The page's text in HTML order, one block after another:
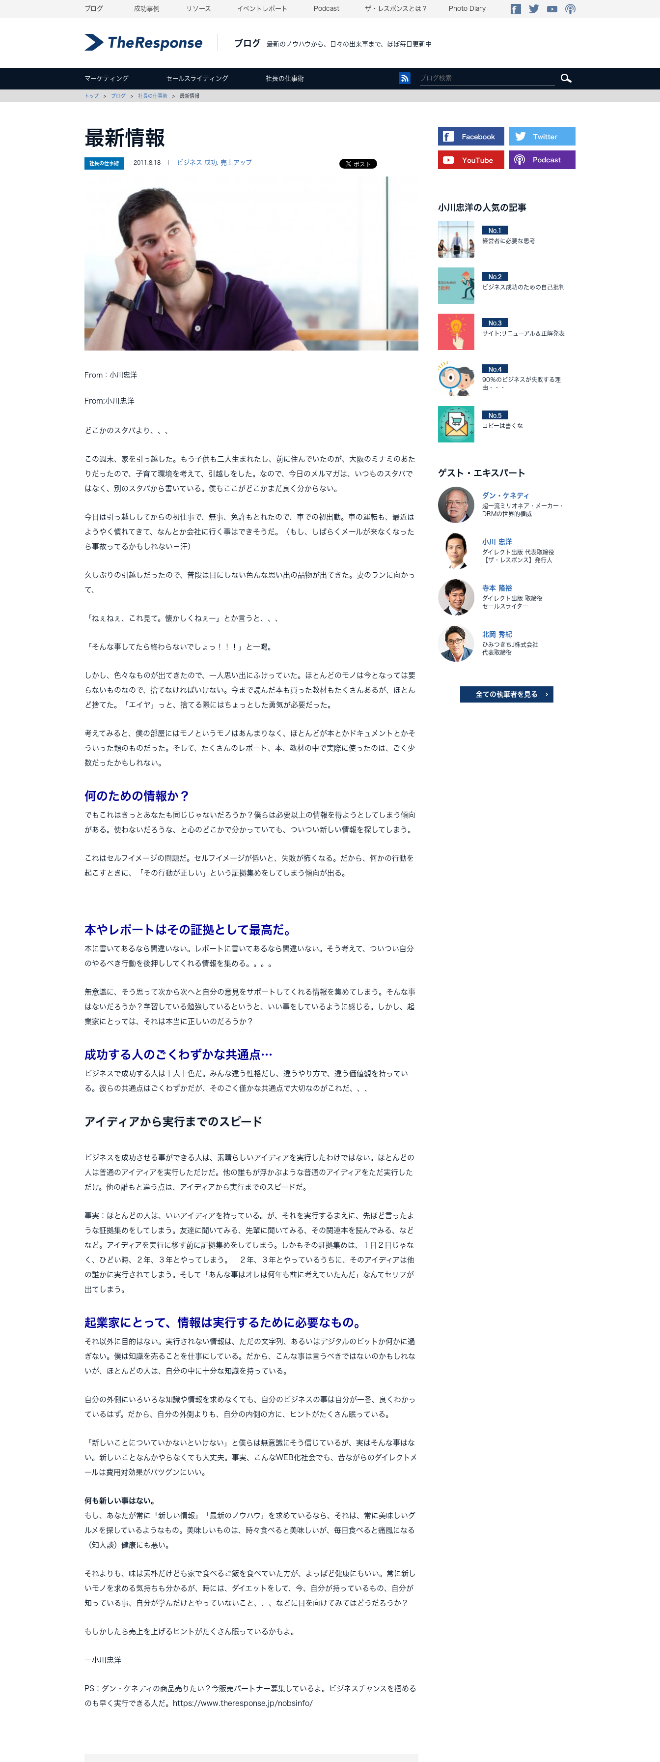
ブログ 成功事例 リソース イベントレポート Podcast ザ・レスポンスとは？ Photo Diary
ブログ 最新のノウハウから、日々の出来事まで、ほぼ毎日更新中
マーケティング セールスライティング 社長の仕事術
トップ > ブログ > 社長の仕事術 > 最新情報
最新情報
社長の仕事術 2011.8.18 ｜ ビジネス 成功 売上アップ
From：小川忠洋
From:小川忠洋
どこかのスタバより、、、
この週末、家を引っ越した。もう子供も二人生まれたし、前に住んでいたのが、大阪のミナミのあた
りだったので、子育て環境を考えて、引越しをした。なので、今日のメルマガは、いつものスタバで
はなく、別のスタバから書いている。僕もここがどこかまだ良く分からない。
今日は引っ越ししてからの初仕事で、無事、免許もとれたので、車での初出勤。車の運転も、最近は
ようやく慣れてきて、なんとか会社に行く事はできそうだ。（もし、しばらくメールが来なくなった
ら事故ってるかもしれない－汗）
久しぶりの引越しだったので、普段は目にしない色んな思い出の品物が出てきた。妻のランに向かっ
て、
「ねぇねぇ、これ見て。懐かしくねぇー」とか言うと、、、
「そんな事してたら終わらないでしょっ！！！」と一喝。
しかし、色々なものが出てきたので、一人思い出にふけっていた。ほとんどのモノは今となっては要
らないものなので、捨てなければいけない。今まで読んだ本も買った教材もたくさんあるが、ほとん
ど捨てた。「エイヤ」っと、捨てる際にはちょっとした勇気が必要だった。
考えてみると、僕の部屋にはモノというモノはあんまりなく、ほとんどが本とかドキュメントとかそ
ういった類のものだった。そして、たくさんのレポート、本、教材の中で実際に使ったのは、ごく少
数だったかもしれない。
何のための情報か？
でもこれはきっとあなたも同じじゃないだろうか？僕らは必要以上の情報を得ようとしてしまう傾向
がある。使わないだろうな、と心のどこかで分かっていても、ついつい新しい情報を探してしまう。
これはセルフイメージの問題だ。セルフイメージが低いと、失敗が怖くなる。だから、何かの行動を
起こすときに、「その行動が正しい」という証拠集めをしてしまう傾向が出る。
本やレポートはその証拠として最高だ。
本に書いてあるなら間違いない。レポートに書いてあるなら間違いない。そう考えて、ついつい自分
のやるべき行動を後押ししてくれる情報を集める。。。。
無意識に、そう思って次から次へと自分の意見をサポートしてくれる情報を集めてしまう。そんな事
はないだろうか？学習している勉強しているというと、いい事をしているように感じる。しかし、起
業家にとっては、それは本当に正しいのだろうか？
成功する人のごくわずかな共通点…
ビジネスで成功する人は十人十色だ。みんな違う性格だし、違うやり方で、違う価値観を持ってい
る。彼らの共通点はごくわずかだが、そのごく僅かな共通点で大切なのがこれだ、、、
アイディアから実行までのスピード
ビジネスを成功させる事ができる人は、素晴らしいアイディアを実行したわけではない。ほとんどの
人は普通のアイディアを実行しただけだ。他の誰もが浮かぶような普通のアイディアをただ実行した
だけ。他の誰もと違う点は、アイディアから実行までのスピードだ。
事実：ほとんどの人は、いいアイディアを持っている。が、それを実行するまえに、先ほど言ったよ
うな証拠集めをしてしまう。友達に聞いてみる、先輩に聞いてみる、その関連本を読んでみる、など
など。アイディアを実行に移す前に証拠集めをしてしまう。しかもその証拠集めは、１日２日じゃな
く、ひどい時、２年、３年とやってしまう。 ２年、３年とやっているうちに、そのアイディアは他
の誰かに実行されてしまう。そして「あんな事はオレは何年も前に考えていたんだ」なんてセリフが
出てしまう。
起業家にとって、情報は実行するために必要なもの。
それ以外に目的はない。実行されない情報は、ただの文字列、あるいはデジタルのビットか何かに過
ぎない。僕は知識を売ることを仕事にしている。だから、こんな事は言うべきではないのかもしれな
いが、ほとんどの人は、自分の中に十分な知識を持っている。
自分の外側にいろいろな知識や情報を求めなくても、自分のビジネスの事は自分が一番、良くわかっ
ているはず。だから、自分の外側よりも、自分の内側の方に、ヒントがたくさん眠っている。
「新しいことについていかないといけない」と僕らは無意識にそう信じているが、実はそんな事はな
い。新しいことなんかやらなくても大丈夫。事実、こんなWEB化社会でも、昔ながらのダイレクトメ
ールは費用対効果がバツグンにいい。
何も新しい事はない。
もし、あなたが常に「新しい情報」「最新のノウハウ」を求めているなら、それは、常に美味しいグ
ルメを探しているようなもの。美味しいものは、時々食べると美味しいが、毎日食べると痛風になる
（知人談）健康にも悪い。
それよりも、味は素朴だけども家で食べるご飯を食べていた方が、よっぽど健康にもいい。常に新し
いモノを求める気持ちも分かるが、時には、ダイエットをして、今、自分が持っているもの、自分が
知っている事、自分が学んだけとやっていないこと、、、などに目を向けてみてはどうだろうか？
もしかしたら売上を上げるヒントがたくさん眠っているかもよ。
ー小川忠洋
PS：ダン・ケネディの商品売りたい？今販売パートナー募集しているよ。ビジネスチャンスを掴める
のも早く実行できる人だ。https://www.theresponse.jp/nobsinfo/
小川忠洋の人気の記事
No.1
経営者に必要な思考
No.2
ビジネス成功のための自己批判
No.3
サイト:リニューアル＆正解発表
No.4
90％のビジネスが失敗する理
由・・・
No.5
コピーは書くな
ゲスト・エキスパート
ダン・ケネディ
超一流ミリオネア・メーカー・
DRMの世界的権威
小川 忠洋
ダイレクト出版 代表取締役
【ザ・レスポンス】発行人
寺本 隆裕
ダイレクト出版 取締役
セールスライター
北岡 秀紀
ひみつきちJ株式会社
代表取締役
全ての執筆者を見る